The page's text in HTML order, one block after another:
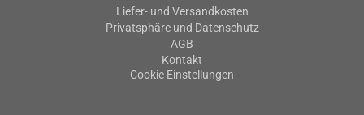
Liefer- und Versandkosten
Privatsphäre und Datenschutz
AGB
Kontakt
Cookie Einstellungen